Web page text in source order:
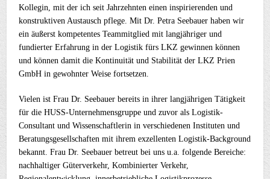
Kollegin, mit der ich seit Jahrzehnten einen inspirierenden und
konstruktiven Austausch pflege. Mit Dr. Petra Seebauer haben wir
ein äußerst kompetentes Teammitglied mit langjähriger und
fundierter Erfahrung in der Logistik fürs LKZ gewinnen können
und können damit die Kontinuität und Stabilität der LKZ Prien
GmbH in gewohnter Weise fortsetzen.
Vielen ist Frau Dr. Seebauer bereits in ihrer langjährigen Tätigkeit
für die HUSS-Unternehmensgruppe und zuvor als Logistik-
Consultant und Wissenschaftlerin in verschiedenen Instituten und
Beratungsgesellschaften mit ihrem exzellenten Logistik-Background
bekannt. Frau Dr. Seebauer betreut bei uns u.a. folgende Bereiche:
nachhaltiger Güterverkehr, Kombinierter Verkehr,